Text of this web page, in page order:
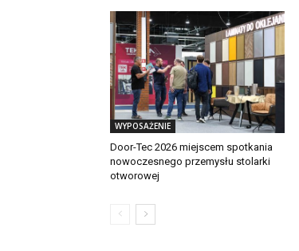
WYPOSAŻENIE
Door-Tec 2026 miejscem spotkania
nowoczesnego przemysłu stolarki
otworowej